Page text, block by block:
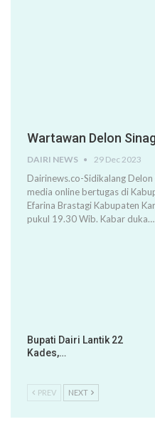
Wartawan Delon
DAIRI NEWS 29 Dec 2023
Dairinews.co-Sidikalang
media online bertugas di
Efarina Brastagi Kabupaten
pukul 19.30 Wib. Kabar duka…
Bupati Dairi Lantik 22
Kades,…
PREV NEXT